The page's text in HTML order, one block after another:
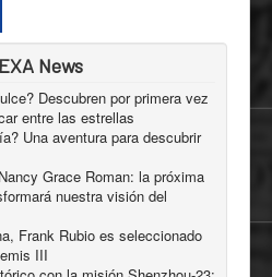
News
Descubren por primera vez
entre las estrellas
Una aventura para descubrir
Grace Roman: la próxima
nuestra visión del
Frank Rubio es seleccionado
III